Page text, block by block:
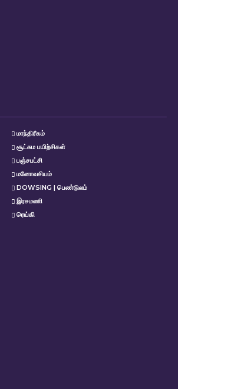
மாந்திரீகம்
சூட்சும பயிற்சிகள்
பஞ்சபட்சி
மனோவசியம்
DOWSING | பெண்டுலம்
இரசமணி
ரெய்கி